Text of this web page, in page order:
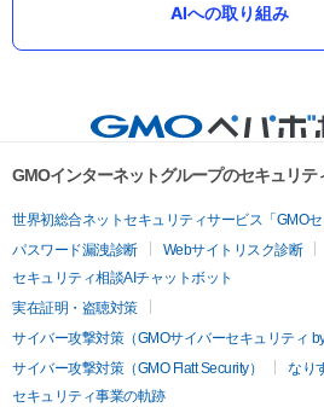
AIへの取り組み
GMOインターネットグループのセキュリテ
世界初総合ネットセキュリティサービス「GMOセ
パスワード漏洩診断
Webサイトリスク診断
セキュリティ相談AIチャットボット
実在証明・盗聴対策
サイバー攻撃対策（GMOサイバーセキュリティ
サイバー攻撃対策（GMO Flatt Security）
なり
セキュリティ事業の軌跡